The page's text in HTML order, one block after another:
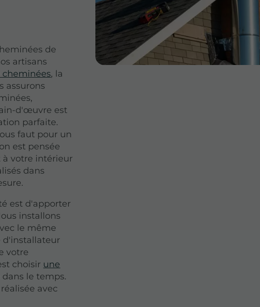
de
artisans
, la
assurons
d'œuvre est
parfaite.
faut pour un
est pensée
votre intérieur
dans
est d'apporter
installons
le même
d'installateur
votre
choisir une
le temps.
avec